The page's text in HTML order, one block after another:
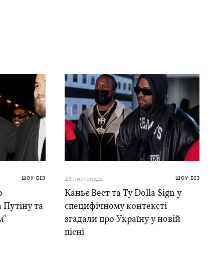
ШОУ-БІЗ
Путіну та
23 листопада ШОУ-БІЗ
Каньє Вест та Ty Dolla $ign у
специфічному контексті
згадали про Україну у новій
пісні